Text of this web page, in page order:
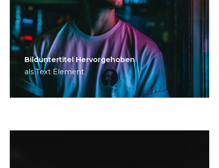
Bild­unter­titel Hervorgehoben
als Text Element